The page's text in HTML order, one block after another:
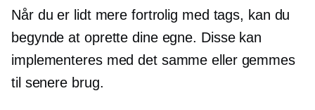
Når du er lidt mere fortrolig med tags, kan du
begynde at oprette dine egne. Disse kan
implementeres med det samme eller gemmes
til senere brug.